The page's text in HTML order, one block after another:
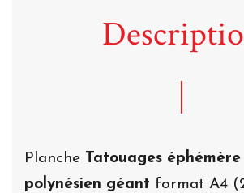
Planche Tatouages éphémère
polynésien géant format A4